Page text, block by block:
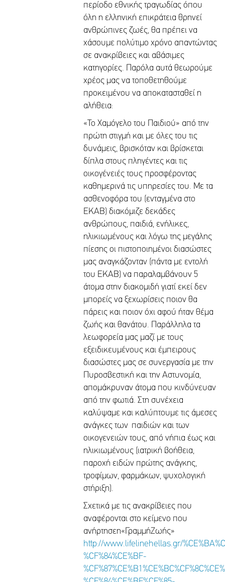
περίοδο εθνικής τραγωδίας όπου
όλη η ελληνική επικράτεια θρηνεί
ανθρώπινες ζωές, θα πρέπει να
χάσουμε πολύτιμο χρόνο απαντώντας
σε ανακρίβειες και αβάσιμες
κατηγορίες. Παρόλα αυτά θεωρούμε
χρέος μας να τοποθετηθούμε
προκειμένου να αποκατασταθεί η
αλήθεια:
«Το Χαμόγελο του Παιδιού» από την
πρώτη στιγμή και με όλες του τις
δυνάμεις, βρισκόταν και βρίσκεται
δίπλα στους πληγέντες και τις
οικογένειές τους προσφέροντας
καθημερινά τις υπηρεσίες του. Με τα
ασθενοφόρα του (ενταγμένα στο
ΕΚΑΒ) διακόμιζε δεκάδες
ανθρώπους, παιδιά, ενήλικες,
ηλικιωμένους και λόγω της μεγάλης
πίεσης οι πιστοποιημένοι διασώστες
μας αναγκάζονταν (πάντα με εντολή
του ΕKΑΒ) να παραλαμβάνουν 5
άτομα στην διακομιδή γιατί εκεί δεν
μπορείς να ξεχωρίσεις ποιον θα
πάρεις και ποιον όχι αφού ήταν θέμα
ζωής και θανάτου. Παράλληλα τα
λεωφορεία μας μαζί με τους
εξειδικευμένους και έμπειρους
διασώστες μας σε συνεργασία με την
Πυροσβεστική και την Αστυνομία,
απομάκρυναν άτομα που κινδύνευαν
από την φωτιά. Στη συνέχεια
καλύψαμε και καλύπτουμε τις άμεσες
ανάγκες των παιδιών και των
οικογενειών τους, από νήπια έως και
ηλικιωμένους (ιατρική βοήθεια,
παροχή ειδών πρώτης ανάγκης,
τροφίμων, φαρμάκων, ψυχολογική
στήριξη).
Σχετικά με τις ανακρίβειες που
αναφέρονται στο κείμενο που
ανήρτησεη«ΓραμμήΖωής»
http://www.lifelinehellas.gr/
%CF%84%CE%BF-